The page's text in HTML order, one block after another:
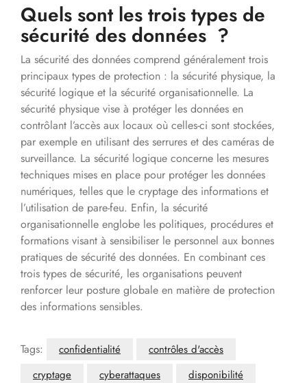
Quels sont les trois types de
sécurité des données ?
La sécurité des données comprend généralement trois
principaux types de protection : la sécurité physique, la
sécurité logique et la sécurité organisationnelle. La
sécurité physique vise à protéger les données en
contrôlant l’accès aux locaux où celles-ci sont stockées,
par exemple en utilisant des serrures et des caméras de
surveillance. La sécurité logique concerne les mesures
techniques mises en place pour protéger les données
numériques, telles que le cryptage des informations et
l’utilisation de pare-feu. Enfin, la sécurité
organisationnelle englobe les politiques, procédures et
formations visant à sensibiliser le personnel aux bonnes
pratiques de sécurité des données. En combinant ces
trois types de sécurité, les organisations peuvent
renforcer leur posture globale en matière de protection
des informations sensibles.
Tags: confidentialité
contrôles d'accès
cryptage
cyberattaques
disponibilité